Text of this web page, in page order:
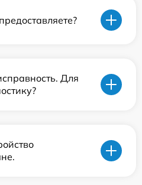
Для